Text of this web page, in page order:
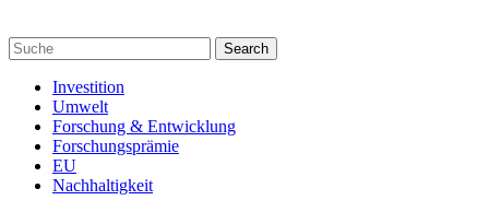
Investition
Umwelt
Forschung & Entwicklung
Forschungsprämie
EU
Nachhaltigkeit